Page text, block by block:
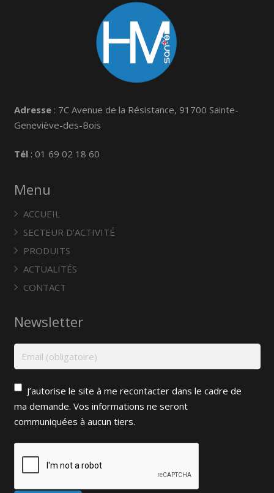
Adresse: 7C Avenue de la Résistance, 91700 Sainte-
Geneviève-des-Bois
Tél: 01 69 02 18 60
Menu
ACCUEIL
SECTEUR D’ACTIVITÉ
PRODUITS
ACTUALITÉS
CONTACT
Newsletter
J’autorise le site à me recontacter dans le cadre de
ma demande. Vos informations ne seront
communiquées à aucun tiers.